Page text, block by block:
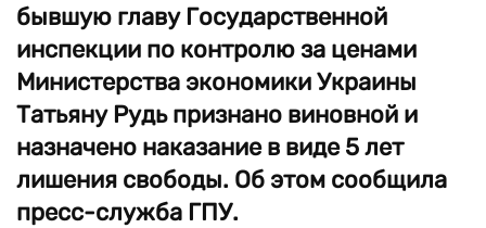
бывшую главу Государственной
инспекции по контролю за ценами
Министерства экономики Украины
Татьяну Рудь признано виновной и
назначено наказание в виде 5 лет
лишения свободы. Об этом сообщила
пресс-служба ГПУ.